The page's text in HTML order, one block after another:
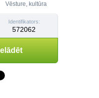
Vēsture, kultūra
Identifikators:
572062